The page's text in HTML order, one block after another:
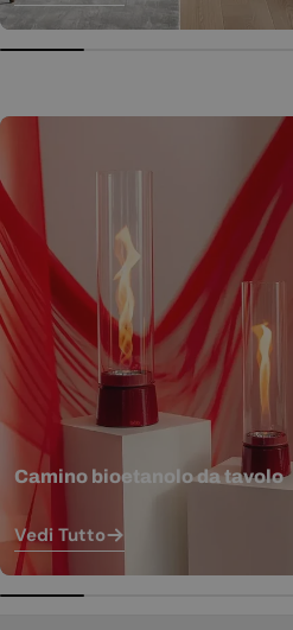
Camino bioetanolo da tavolo
Vedi Tutto